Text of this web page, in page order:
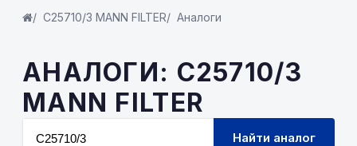
C25710/3 MANN FILTER Аналоги
АНАЛОГИ: C25710/3
MANN FILTER
Найти аналог